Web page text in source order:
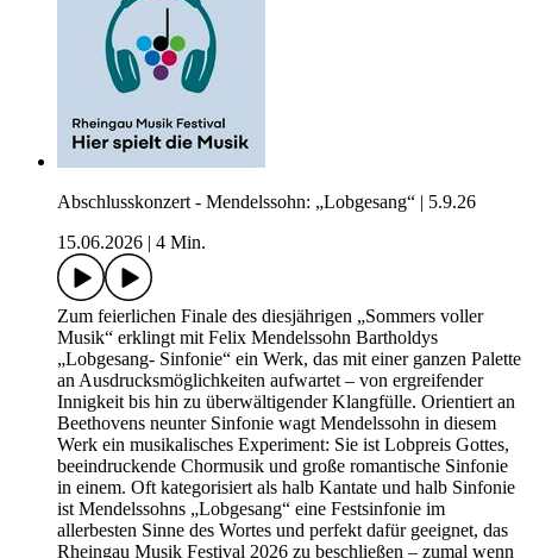
Abschlusskonzert - Mendelssohn: „Lobgesang“ | 5.9.26
15.06.2026
4 Min.
Zum feierlichen Finale des diesjährigen „Sommers voller
Musik“ erklingt mit Felix Mendelssohn Bartholdys
„Lobgesang- Sinfonie“ ein Werk, das mit einer ganzen Palette
an Ausdrucksmöglichkeiten aufwartet – von ergreifender
Innigkeit bis hin zu überwältigender Klangfülle. Orientiert an
Beethovens neunter Sinfonie wagt Mendelssohn in diesem
Werk ein musikalisches Experiment: Sie ist Lobpreis Gottes,
beeindruckende Chormusik und große romantische Sinfonie
in einem. Oft kategorisiert als halb Kantate und halb Sinfonie
ist Mendelssohns „Lobgesang“ eine Festsinfonie im
allerbesten Sinne des Wortes und perfekt dafür geeignet, das
Rheingau Musik Festival 2026 zu beschließen – zumal wenn